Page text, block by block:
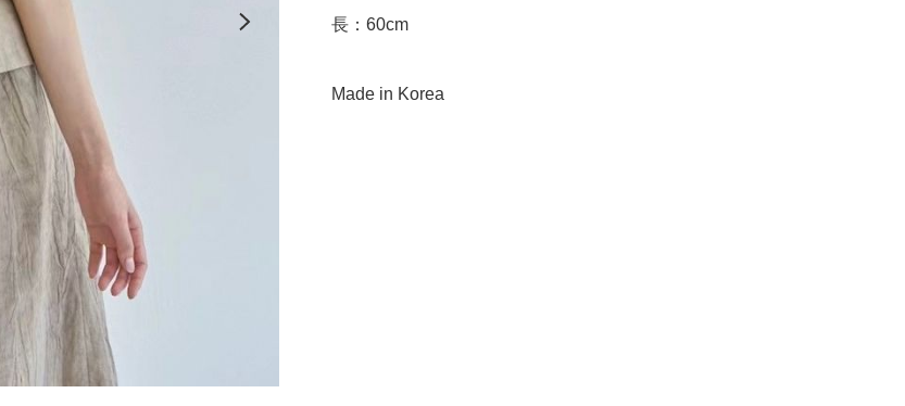
長：60cm
Made in Korea